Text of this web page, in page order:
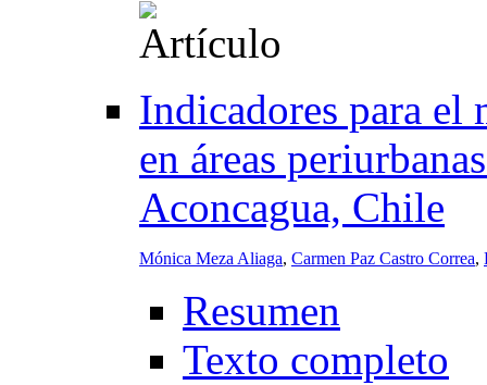
Indicadores para el
en áreas
Aconcagua, Chile
Mónica Meza Aliaga, Carmen Paz Castro Correa,
Resumen
Texto completo